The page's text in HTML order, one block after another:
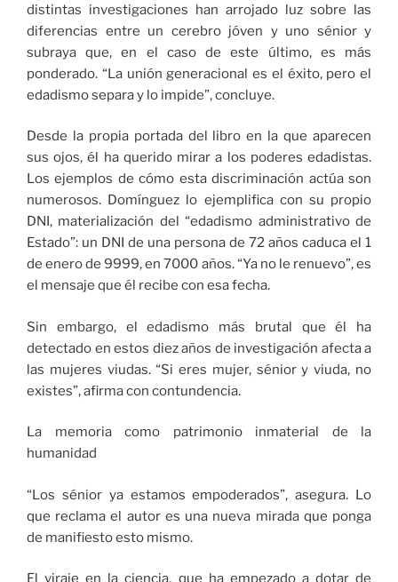
distintas investigaciones han arrojado luz sobre las
diferencias entre un cerebro jóven y uno sénior y
subraya que, en el caso de este último, es más
ponderado. “La unión generacional es el éxito, pero el
edadismo separa y lo impide”, concluye.
Desde la propia portada del libro en la que aparecen
sus ojos, él ha querido mirar a los poderes edadistas.
Los ejemplos de cómo esta discriminación actúa son
numerosos. Domínguez lo ejemplifica con su propio
DNI, materialización del “edadismo administrativo de
Estado”: un DNI de una persona de 72 años caduca el 1
de enero de 9999, en 7000 años. “Ya no le renuevo”, es
el mensaje que él recibe con esa fecha.
Sin embargo, el edadismo más brutal que él ha
detectado en estos diez años de investigación afecta a
las mujeres viudas. “Si eres mujer, sénior y viuda, no
existes”, afirma con contundencia.
La memoria como patrimonio inmaterial de la
humanidad
“Los sénior ya estamos empoderados”, asegura. Lo
que reclama el autor es una nueva mirada que ponga
de manifiesto esto mismo.
El viraje en la ciencia, que ha empezado a dotar de